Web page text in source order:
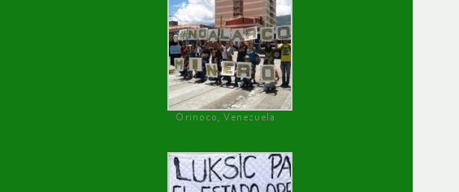
Orinoco, Venezuela